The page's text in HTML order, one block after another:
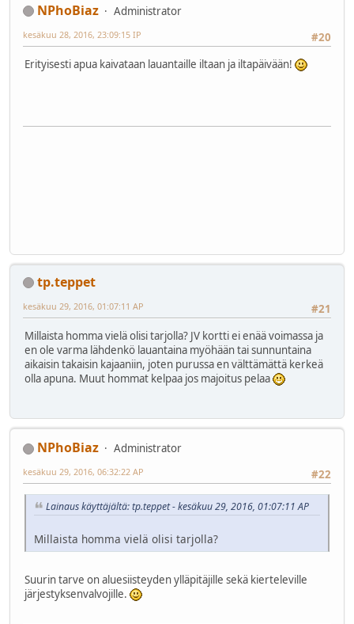
NPhoBiaz
Administrator
#20
kesäkuu 28, 2016, 23:09:15 IP
Erityisesti apua kaivataan lauantaille iltaan ja iltapäivään!
tp.teppet
#21
kesäkuu 29, 2016, 01:07:11 AP
Millaista homma vielä olisi tarjolla? JV kortti ei enää voimassa ja
en ole varma lähdenkö lauantaina myöhään tai sunnuntaina
aikaisin takaisin kajaaniin, joten purussa en välttämättä kerkeä
olla apuna. Muut hommat kelpaa jos majoitus pelaa
NPhoBiaz
Administrator
#22
kesäkuu 29, 2016, 06:32:22 AP
Lainaus käyttäjältä: tp.teppet - kesäkuu 29, 2016, 01:07:11 AP
Millaista homma vielä olisi tarjolla?
Suurin tarve on aluesiisteyden ylläpitäjille sekä kierteleville
järjestyksenvalvojille.